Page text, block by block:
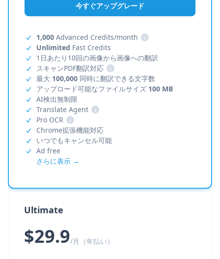
今すぐアップグレード
1,000 Advanced Credits/month
i
Unlimited Fast Credits
1日あたり10回の画像から画像への翻訳
スキャンPDF翻訳対応
i
最大 100,000 同時に翻訳できる文字数
アップロード可能なファイルサイズ 100 MB
AI検出無制限
Translate Agent
i
Pro OCR
i
Chrome拡張機能対応
いつでもキャンセル可能
Ad free
さらに表示 →
Ultimate
$29.9/月（年払い）